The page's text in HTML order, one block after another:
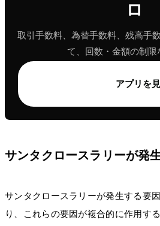
ロ
取引手数料、為替手数料、残高手
て、回数・金額の制限
アプリを
サンタクロースラリーが発
サンタクロースラリーが発生する要
り、これらの要因が複合的に作用す